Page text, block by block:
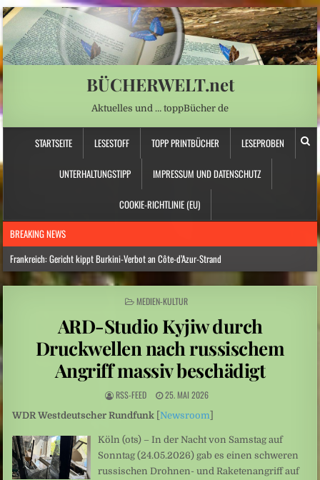
BÜCHERWELT.net
Aktuelles und … toppBücher de
STARTSEITE LESESTOFF TOPP PRINTBÜCHER LESEPROBEN
UNTERHALTUNGSTIPP IMPRESSUM UND DATENSCHUTZ
COOKIE-RICHTLINIE (EU)
BREAKING NEWS
Frankreich: Gericht kippt Burkini-Verbot an Côte-d’Azur-Strand
Hitzewelle: Rekordtief: Rhein-Pegel sinkt in Düsseldorf auf 15 Zentimeter
Österreich: Eine ganz neue Form von Chefsessel
Leute: Das Arschloch am Set sein? Für Frauen keine Option
Schüsse nahe Bangkok: Thailand: 14-Jähriger tötet mehrere Menschen an Schule
POSTED
MEDIEN-KULTUR
ARD-Studio Kyjiw durch
Druckwellen nach russischem
Angriff massiv beschädigt
RSS-FEED 25. MAI 2026
WDR Westdeutscher Rundfunk [Newsroom]
Köln (ots) – In der Nacht von Samstag auf
Sonntag (24.05.2026) gab es einen schweren
russischen Drohnen- und Raketenangriff auf